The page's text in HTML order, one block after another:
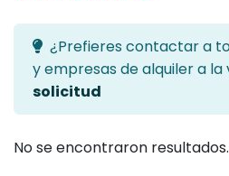
¿Prefieres contactar a
y empresas de alquiler a la
solicitud
No se encontraron resultados.